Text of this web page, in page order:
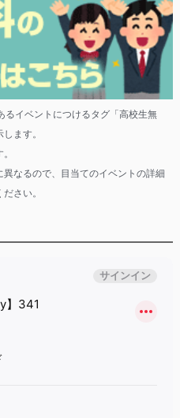
イベントにつけるタグ「高校生無
ます。
なるので、目当てのイベントの詳細
さい。